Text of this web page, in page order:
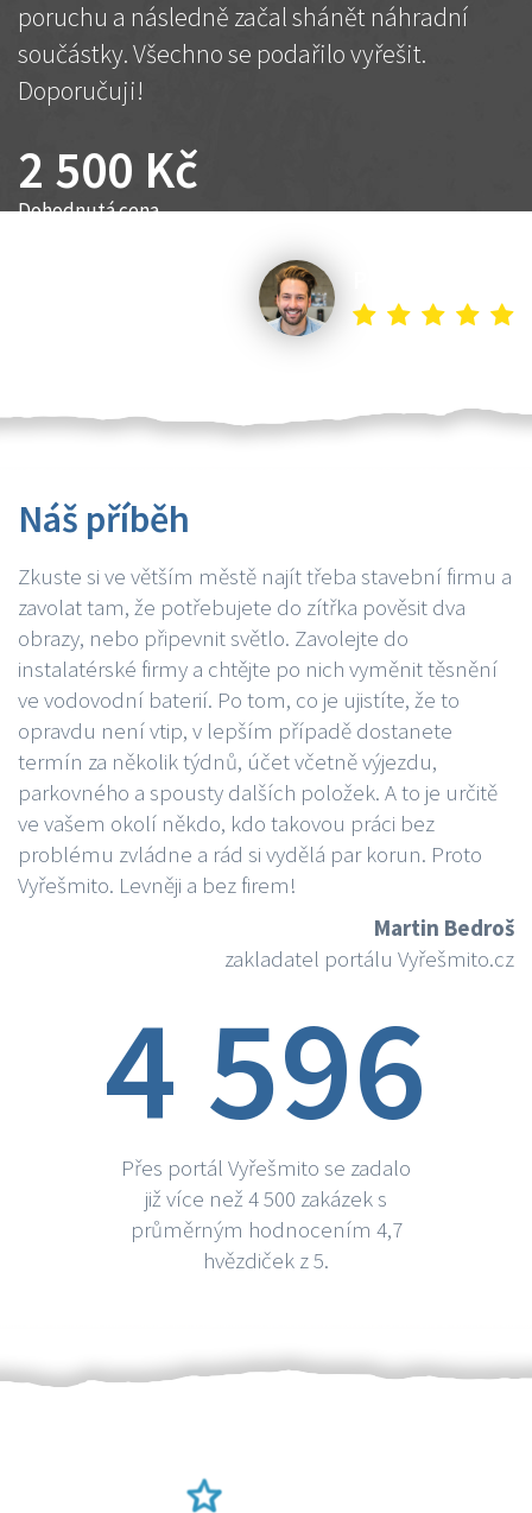
poruchu a následně začal shánět náhradní
součástky. Všechno se podařilo vyřešit.
Doporučuji!
2 500 Kč
Dohodnutá cena
Náš příběh
Zkuste si ve větším městě najít třeba stavební firmu a
zavolat tam, že potřebujete do zítřka pověsit dva
obrazy, nebo připevnit světlo. Zavolejte do
instalatérské firmy a chtějte po nich vyměnit těsnění
ve vodovodní baterií. Po tom, co je ujistíte, že to
opravdu není vtip, v lepším případě dostanete
termín za několik týdnů, účet včetně výjezdu,
parkovného a spousty dalších položek. A to je určitě
ve vašem okolí někdo, kdo takovou práci bez
problému zvládne a rád si vydělá par korun. Proto
Vyřešmito. Levněji a bez firem!
Martin Bedroš
zakladatel portálu Vyřešmito.cz
4 596
Přes portál Vyřešmito se zadalo
již více než 4 500 zakázek s
průměrným hodnocením 4,7
hvězdiček z 5.